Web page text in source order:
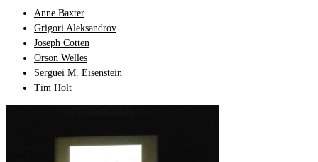
Anne Baxter
Grigori Aleksandrov
Joseph Cotten
Orson Welles
Serguei M. Eisenstein
Tim Holt